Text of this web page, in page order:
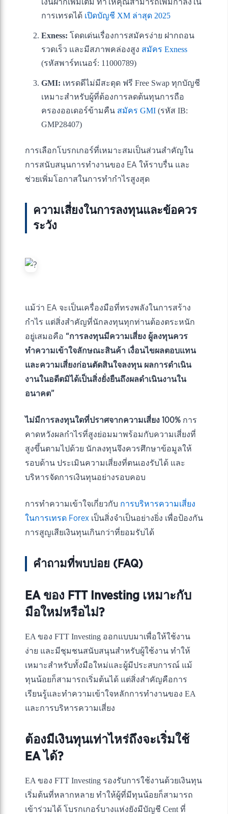
การเทรดได้ เปิดบัญชี XM ล่าสุด 2025
Exness: โดดเด่นเรื่องการสมัครง่าย ฝากถอน
รวดเร็ว และมีสภาพคล่องสูง สมัคร Exness
(รหัสพาร์ทเนอร์: 11000789)
GMI: เทรดดีไม่มีสะดุด ฟรี Free Swap ทุกบัญชี
เหมาะสำหรับผู้ที่ต้องการลดต้นทุนการถือ
ครองออเดอร์ข้ามคืน สมัคร GMI (รหัส IB:
GMP28407)
การเลือกโบรกเกอร์ที่เหมาะสมเป็นส่วนสำคัญใน
การสนับสนุนการทำงานของ EA ให้ราบรื่น และ
ช่วยเพิ่มโอกาสในการทำกำไรสูงสุด
ความเสี่ยงในการลงทุนและข้อควร
ระวัง
แม้ว่า EA จะเป็นเครื่องมือที่ทรงพลังในการสร้าง
กำไร แต่สิ่งสำคัญที่นักลงทุนทุกท่านต้องตระหนัก
อยู่เสมอคือ “การลงทุนมีความเสี่ยง ผู้ลงทุนควร
ทำความเข้าใจลักษณะสินค้า เงื่อนไขผลตอบแทน
และความเสี่ยงก่อนตัดสินใจลงทุน ผลการดำเนิน
งานในอดีตมิได้เป็นสิ่งยั่งยืนถึงผลดำเนินงานใน
อนาคต”
ไม่มีการลงทุนใดที่ปราศจากความเสี่ยง 100% การ
คาดหวังผลกำไรที่สูงย่อมมาพร้อมกับความเสี่ยงที่
สูงขึ้นตามไปด้วย นักลงทุนจึงควรศึกษาข้อมูลให้
รอบด้าน ประเมินความเสี่ยงที่ตนเองรับได้ และ
บริหารจัดการเงินทุนอย่างรอบคอบ
การทำความเข้าใจเกี่ยวกับ การบริหารความเสี่ยง
ในการเทรด Forex เป็นสิ่งจำเป็นอย่างยิ่ง เพื่อป้องกัน
การสูญเสียเงินทุนเกินกว่าที่ยอมรับได้
คำถามที่พบบ่อย (FAQ)
EA ของ FTT Investing เหมาะกับ
มือใหม่หรือไม่?
EA ของ FTT Investing ออกแบบมาเพื่อให้ใช้งาน
ง่าย และมีชุมชนสนับสนุนสำหรับผู้ใช้งาน ทำให้
เหมาะสำหรับทั้งมือใหม่และผู้มีประสบการณ์ แม้
ทุนน้อยก็สามารถเริ่มต้นได้ แต่สิ่งสำคัญคือการ
เรียนรู้และทำความเข้าใจหลักการทำงานของ EA
และการบริหารความเสี่ยง
ต้องมีเงินทุนเท่าไหร่ถึงจะเริ่มใช้
EA ได้?
EA ของ FTT Investing รองรับการใช้งานด้วยเงินทุน
เริ่มต้นที่หลากหลาย ทำให้ผู้ที่มีทุนน้อยก็สามารถ
เข้าร่วมได้ โบรกเกอร์บางแห่งยังมีบัญชี Cent ที่